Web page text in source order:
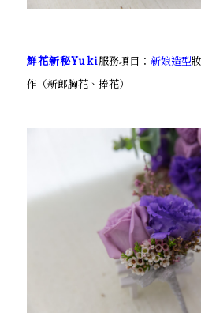
鮮花新秘Yuki服務項目： 新娘造型
作（新郎胸花、捧花）